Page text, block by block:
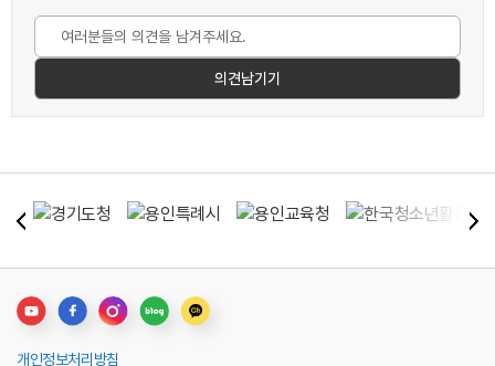
개인정보처리방침